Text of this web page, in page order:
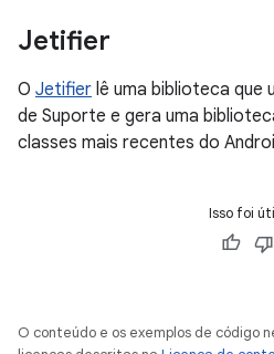
Jetifier
O Jetifier lê uma biblioteca que
de Suporte e gera uma
classes mais recentes do
Isso foi
O conteúdo e os exemplos de código